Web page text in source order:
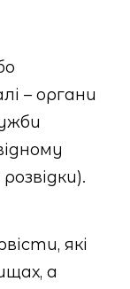
– органи
які
а